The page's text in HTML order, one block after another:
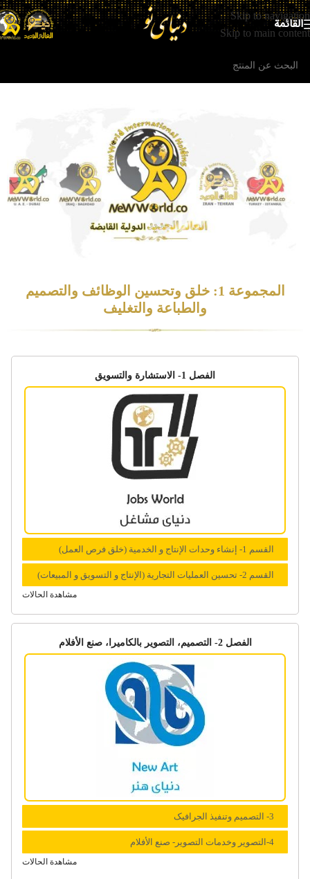
Skip to navigation
Skip to main content
القائمة
المجموعة 1: خلق وتحسين الوظائف والتصميم
والطباعة والتغليف
الفصل 1- الاستشارة والتسویق
القسم 1- إنشاء وحدات الإنتاج و الخدمية (خلق فرص العمل)
القسم 2- تحسين العمليات التجارية (الإنتاج و التسويق و المبيعات)
مشاهدة الحالات
الفصل 2- التصمیم، التصویر بالکامیرا، صنع الأفلام
3- التصمیم وتنفیذ الجرافیک
4-التصویر وخدمات التصویر- صنع الأفلام
مشاهدة الحالات